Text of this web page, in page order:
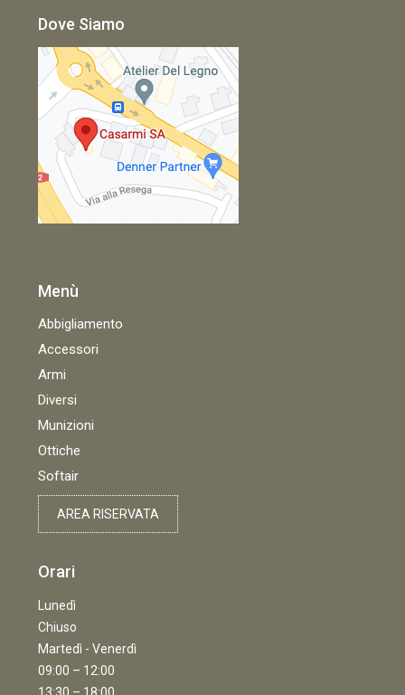
Dove Siamo
Menù
Abbigliamento
Accessori
Armi
Diversi
Munizioni
Ottiche
Softair
AREA RISERVATA
Orari
Lunedì
Chiuso
Martedì - Venerdì
09:00 – 12:00